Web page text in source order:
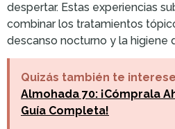
despertar. Estas experiencias
combinar los tratamientos
descanso nocturno y la higiene
Quizás también te
Almohada 70: ¡Cómprala
Guía Completa!